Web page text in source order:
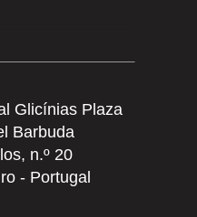
Glicínias Plaza
Barbuda
n.º 20
- Portugal